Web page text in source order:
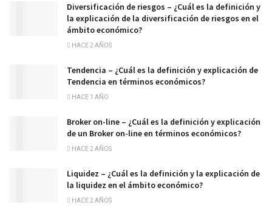
Diversificación de riesgos – ¿Cuál es la definición y
la explicación de la diversificación de riesgos en el
ámbito económico?
HACE 2 AÑOS
Tendencia – ¿Cuál es la definición y explicación de
Tendencia en términos económicos?
HACE 1 AÑO
Broker on-line – ¿Cuál es la definición y explicación
de un Broker on-line en términos económicos?
HACE 2 AÑOS
Liquidez – ¿Cuál es la definición y la explicación de
la liquidez en el ámbito económico?
HACE 2 AÑOS